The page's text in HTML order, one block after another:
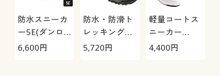
防水スニーカ
ー5E(ダンロ
ップリファイ
6,600円
防水・防滑ト
レッキングシ
ューズ4E(ウ
5,720円
軽量コートス
ニーカー
3E(ウィンブ
4,400円